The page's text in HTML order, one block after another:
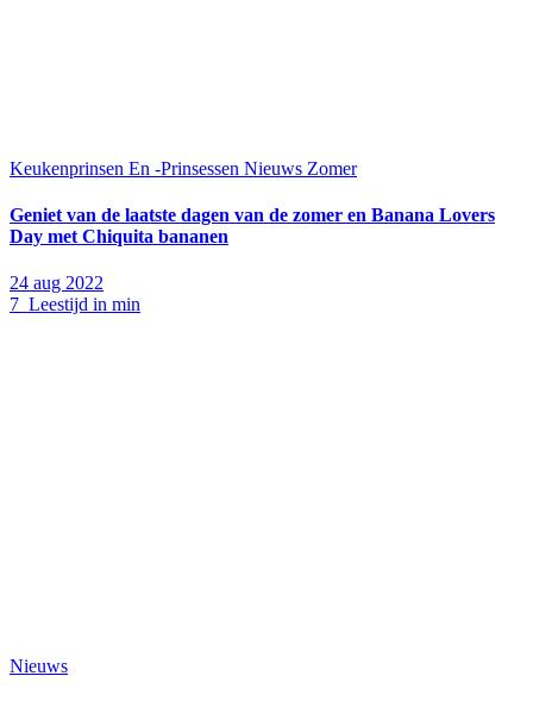
Keukenprinsen En -Prinsessen Nieuws Zomer
Geniet van de laatste dagen van de zomer en Banana Lovers
Day met Chiquita bananen
24 aug 2022
7 Leestijd in min
Nieuws